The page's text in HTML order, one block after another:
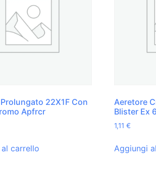
22X1F Con
Apfrcr
carrello
Aeretore
Blister Ex
1,11 €
Aggiungi